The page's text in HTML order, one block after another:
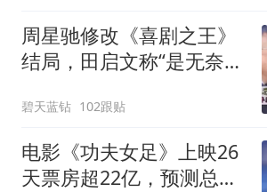
周星驰修改《喜剧之王》
结局，田启文称“是无奈之
碧天蓝钻 102跟贴
电影《功夫女足》上映26
天票房超22亿，预测总票